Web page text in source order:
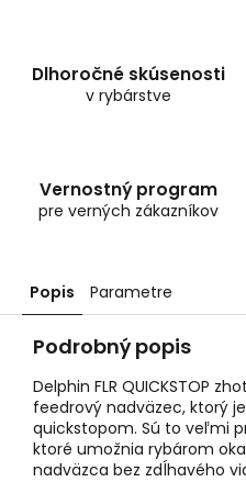
Dlhoročné skúsenosti
v rybárstve
Vernostný program
pre verných zákazníkov
Popis Parametre
Podrobný popis
Delphin FLR QUICKSTOP
feedrový nadväzec, ktorý
quickstopom. Sú to veľmi
ktoré umožnia rybárom
nadväzca bez zdĺhavého